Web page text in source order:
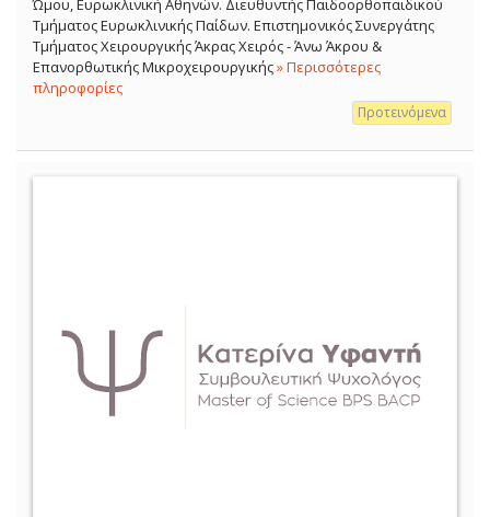
Ώμου, Ευρωκλινική Αθηνών. Διευθυντής Παιδοορθοπαιδικού
Τμήματος Ευρωκλινικής Παίδων. Επιστημονικός Συνεργάτης
Τμήματος Χειρουργικής Άκρας Χειρός - Άνω Άκρου &
Επανορθωτικής Μικροχειρουργικής» Περισσότερες
πληροφορίες
Προτεινόμενα